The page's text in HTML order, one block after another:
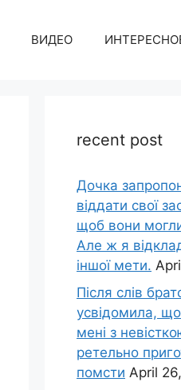
ВИДЕО
recent post
Дочка
віддати свої
щоб вони
Але ж я
іншої мети.
Після слів
усвідомила,
мені з
ретельно
помсти April